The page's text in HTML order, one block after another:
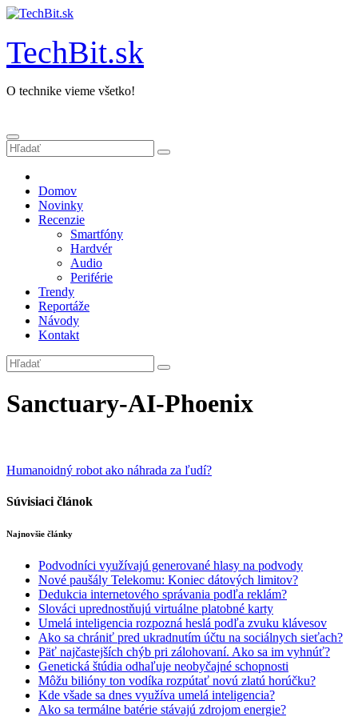
Prejsť
obsah
TechBit.sk
O technike vieme všetko!
Domov
Novinky
Recenzie
Smartfóny
Hardvér
Audio
Periférie
Trendy
Reportáže
Návody
Kontakt
Sanctuary-AI-Phoenix
Navigácia
v
Humanoidný robot ako náhrada za ľudí?
Súvisiaci článok
Najnovšie články
Podvodníci využívajú generované hlasy na podvody
Nové paušály Telekomu: Koniec dátových limitov?
Dedukcia internetového správania podľa reklám?
Slováci uprednostňujú virtuálne platobné karty
Umelá inteligencia rozpozná heslá podľa zvuku klávesov
Ako sa chrániť pred ukradnutím účtu na sociálnych sieťach?
Päť najčastejších chýb pri zálohovaní. Ako sa im vyhnúť?
Genetická štúdia odhaľuje neobyčajné schopnosti
Môžu bilióny ton vodíka rozpútať novú zlatú horúčku?
Kde všade sa dnes využíva umelá inteligencia?
Ako sa termálne batérie stávajú zdrojom energie?